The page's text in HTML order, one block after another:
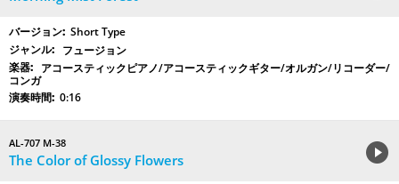
Short Type
フュージョン
アコースティックピアノ/アコースティックギター/オルガン/リコーダー/
コンガ
0:16
AL-707 M-38
The Color of Glossy Flowers